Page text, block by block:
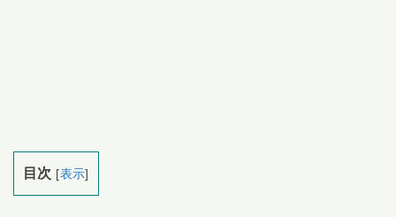
目次 [表示]